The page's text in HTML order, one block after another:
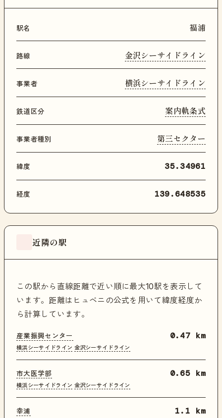
駅名 福浦
路線 金沢シーサイドライン
事業者 横浜シーサイドライン
鉄道区分 案内軌条式
事業者種別 第三セクター
緯度 35.34961
経度 139.648535
近隣の駅
この駅から直線距離で近い順に最大10駅を表示して
います。距離はヒュベニの公式を用いて緯度経度か
ら計算しています。
産業振興センター
横浜シーサイドライン 金沢シーサイドライン
0.47 km
市大医学部
横浜シーサイドライン 金沢シーサイドライン
0.65 km
幸浦 1.1 km